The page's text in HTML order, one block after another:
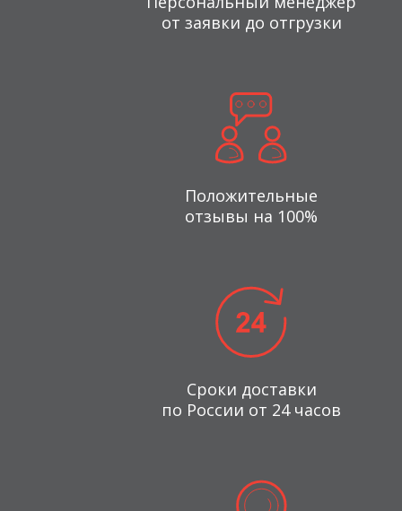
от заявки до отгрузки
Положительные
отзывы на 100%
Сроки доставки
по России от 24 часов